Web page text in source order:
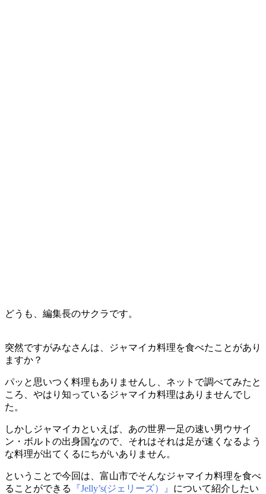
どうも、編集長のサクラです。
突然ですがみなさんは、ジャマイカ料理を食べたことがあり
ますか？
パッと思いつく料理もありませんし、ネットで調べてみたと
ころ、やはり知っているジャマイカ料理はありませんでし
た。
しかしジャマイカといえば、あの世界一足の速い男ウサイ
ン・ボルトの出身国なので、それはそれは足が速くなるよう
な料理が出てくるにちがいありません。
ということで今回は、富山市でそんなジャマイカ料理を食べ
ることができる
『Jelly’s(ジェリーズ）』 について紹介したい